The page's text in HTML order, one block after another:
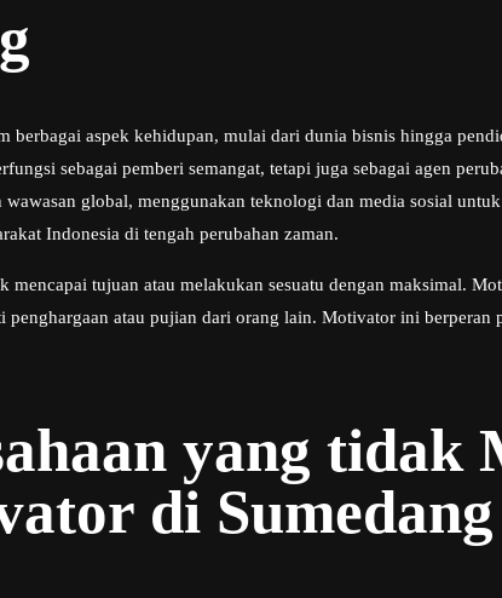
aspek kehidupan, mulai dari dunia bisnis hingga
sebagai pemberi semangat, tetapi juga sebagai agen
global, menggunakan teknologi dan media sosial
Indonesia di tengah perubahan zaman.
tujuan atau melakukan sesuatu dengan maksimal.
atau pujian dari orang lain. Motivator ini
yang tidak
di Sumedang